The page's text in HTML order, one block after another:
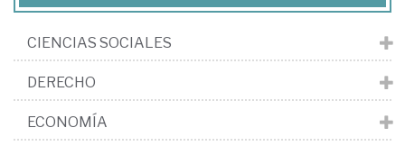
CIENCIAS SOCIALES
DERECHO
ECONOMÍA